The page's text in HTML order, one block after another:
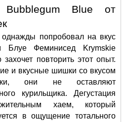
Blue от
однажды попробовал на вкус
Блуе Феминисед Krymskie
повторить этот опыт.
и вкусные шишки со вкусом
они не оставляют
курильщика. Дегустация
хаем, который
в ощущение тотального